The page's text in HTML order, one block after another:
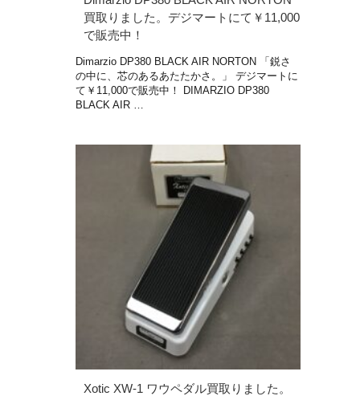
買取りました。デジマートにて￥11,000
で販売中！
Dimarzio DP380 BLACK AIR NORTON 「鋭さ
の中に、芯のあるあたたかさ。」 デジマートに
て￥11,000で販売中！ DIMARZIO DP380
BLACK AIR …
Xotic XW-1 ワウペダル買取りました。